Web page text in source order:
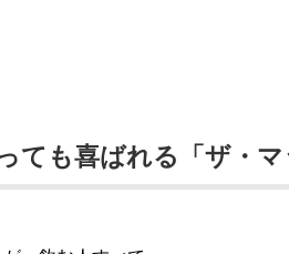
ても喜ばれる「ザ・